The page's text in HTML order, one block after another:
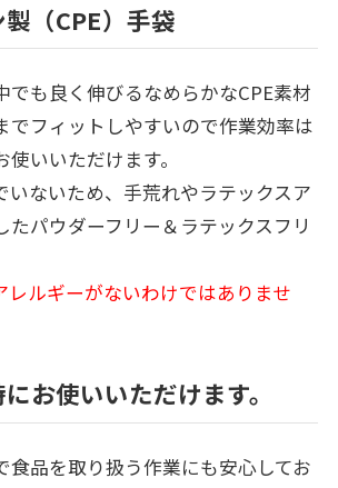
（CPE）手袋
でも良く伸びるなめらかなCPE素材
でフィットしやすいので作業効率は
いいただけます。
いないため、手荒れやラテックスア
たパウダーフリー＆ラテックスフリ
ルギーがないわけではありませ
お使いいただけます。
食品を取り扱う作業にも安心してお